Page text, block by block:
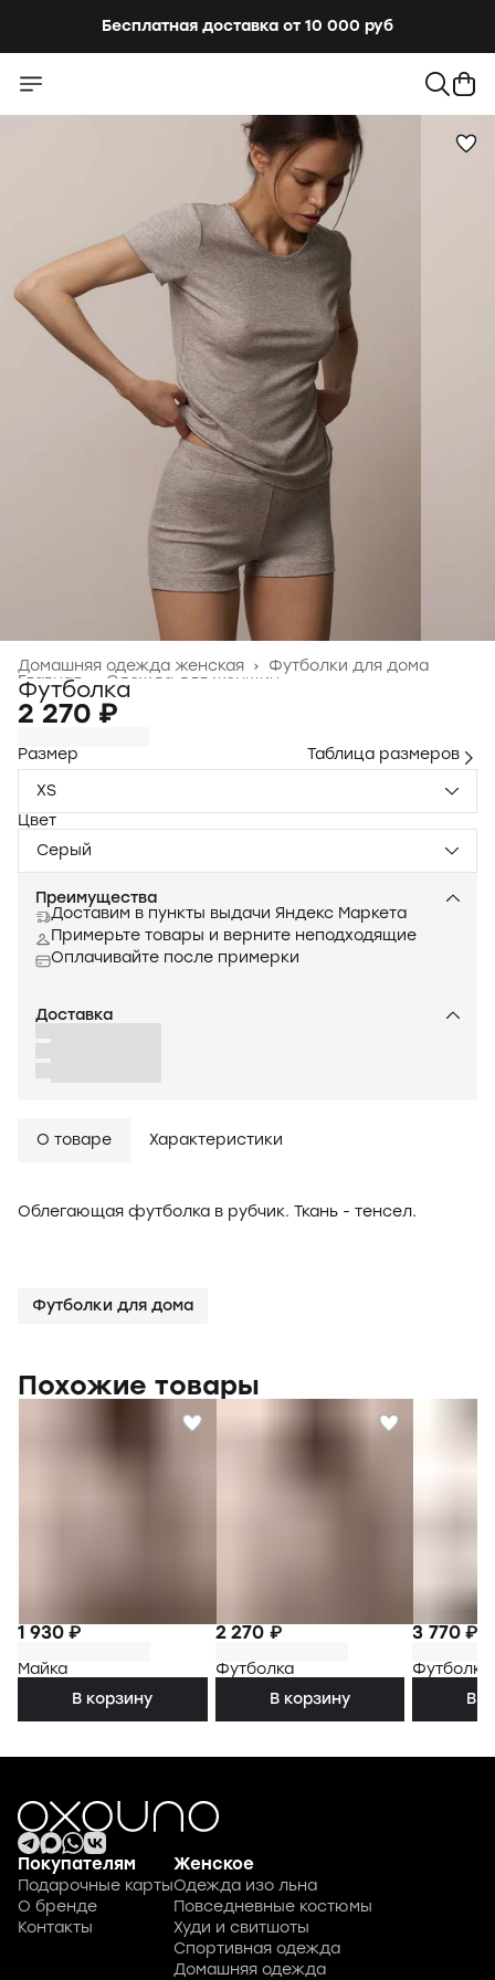
Бесплатная доставка от 10 000 руб
Футболки для дома
Домашняя одежда женская ›
Одежда для женщин
Главная ›
Футболка
2 270 ₽
Размер
Таблица размеров
XS
Цвет
Серый
Преимущества
Доставим в пункты выдачи Яндекс Маркета
Примерьте товары и верните неподходящие
Оплачивайте после примерки
Доставка
О товаре Характеристики
Облегающая футболка в рубчик. Ткань - тенсел.
Футболки для дома
Похожие товары
1 930 ₽
Майка
В корзину
2 270 ₽
Футболка
В корзину
3 770 ₽
Футболка
В
Покупателям
Подарочные карты
О бренде
Контакты
Женское
Одежда изо льна
Повседневные костюмы
Худи и свитшоты
Спортивная одежда
Домашняя одежда